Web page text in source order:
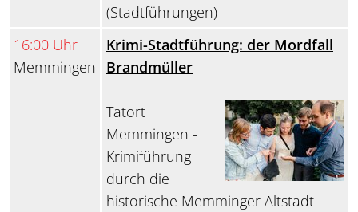
(Stadtführungen)
16:00 Uhr
Memmingen
Krimi-Stadtführung: der Mordfall
Brandmüller
Tatort
Memmingen -
Krimiführung
durch die
historische Memminger Altstadt